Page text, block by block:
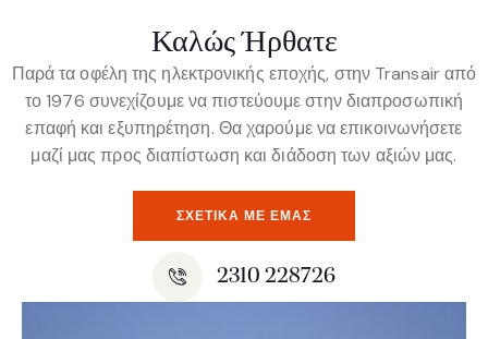
Καλώς Ήρθατε
Παρά τα οφέλη της ηλεκτρονικής εποχής, στην Transair από
το 1976 συνεχίζουμε να πιστεύουμε στην διαπροσωπική
επαφή και εξυπηρέτηση. Θα χαρούμε να επικοινωνήσετε
μαζί μας προς διαπίστωση και διάδοση των αξιών μας.
ΣΧΕΤΙΚΆ ΜΕ ΕΜΆΣ
2310 228726